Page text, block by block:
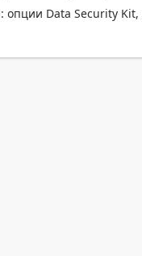
Data Security